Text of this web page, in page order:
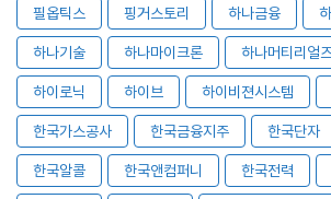
필옵틱스 핑거스토리 하나금융
하나기술 하나마이크론 하나머티리얼
하이로닉 하이브 하이비젼시스템
한국가스공사 한국금융지주 한국단자
한국알콜 한국앤컴퍼니 한국전력